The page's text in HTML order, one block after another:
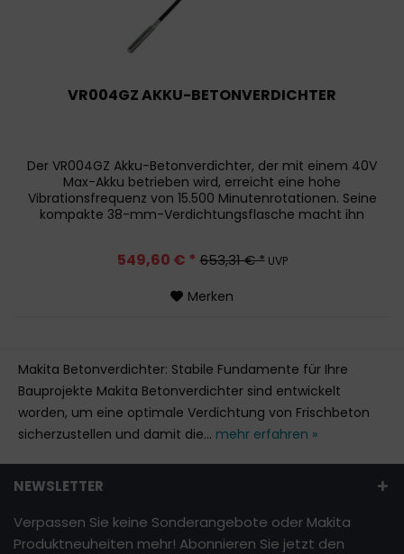
VR004GZ AKKU-BETONVERDICHTER
Der VR004GZ Akku-Betonverdichter, der mit einem 40V
Max-Akku betrieben wird, erreicht eine hohe
Vibrationsfrequenz von 15.500 Minutenrotationen. Seine
kompakte 38-mm-Verdichtungsflasche macht ihn
549,60 € * 653,31 € *UVP
Merken
Makita Betonverdichter: Stabile Fundamente für Ihre
Bauprojekte Makita Betonverdichter sind entwickelt
worden, um eine optimale Verdichtung von Frischbeton
sicherzustellen und damit die... mehr erfahren »
NEWSLETTER
Verpassen Sie keine Sonderangebote oder Makita
Produktneuheiten mehr! Abonnieren Sie jetzt den